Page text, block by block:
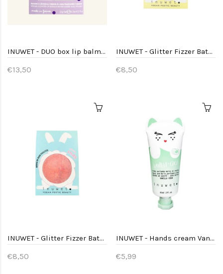
INUWET - DUO box lip balm MARSHMALLOW - BLUEBERRY Nailpolisch
€13,50
INUWET - Glitter Fizzer Bath Bomb - Bubble gum / purple
€8,50
INUWET - Glitter Fizzer Bath Bomb - Lilac Pink
€8,50
INUWET - Hands cream Vanilla Coconut
€5,99